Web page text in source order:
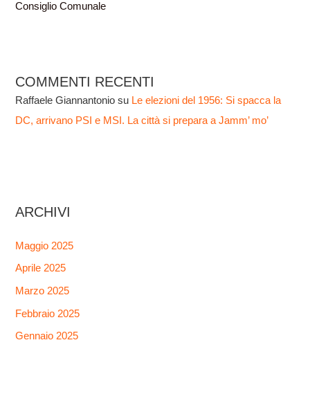
Consiglio Comunale
COMMENTI RECENTI
Raffaele Giannantonio su Le elezioni del 1956: Si spacca la
DC, arrivano PSI e MSI. La città si prepara a Jamm’ mo’
ARCHIVI
Maggio 2025
Aprile 2025
Marzo 2025
Febbraio 2025
Gennaio 2025